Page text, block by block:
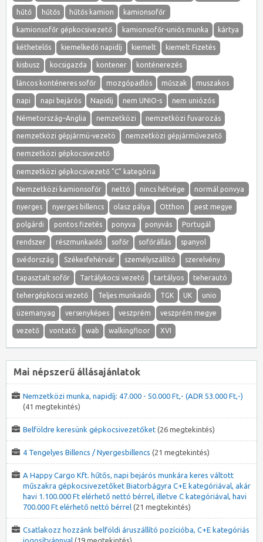
hűtő hűtős hűtős kamion kamionsofőr
kamionsofőr gépkocsivezető kamionsofőr-uniós munka kártya
kéthetelős kiemelkedő napidíj kiemelt kiemelt Fizetés
kisbusz kocsigazda kontener konténerezés
láncos konténeres sofőr mozgópadlós műszak muszakos
napi napi bejárós Napidíj nem UNIO-s nem uniózós
Németország–Anglia nemzetközi nemzetközi fuvarozás
nemzetközi gépjármü-vezetö nemzetközi gépjárművezető
nemzetközi gépkocsivezető
nemzetközi gépkocsivezető "C" kategória
Nemzetközi kamionsofőr nettó nincs hétvége normál ponvya
nyerges nyerges billencs olasz pálya Otthon pest megye
polgárdi pontos fizetés ponyva ponyvás Portugál
rendszer részmunkaidő sofőr sofőrállás spanyol
svédország Székesfehérvár személyszállító szerelvény
tapasztalt sofőr Tartálykocsi vezető tartályos teherautó
tehergépkocsi vezető Teljes munkaidő TGK UK unio
üzemanyag versenyképes veszprém veszprém megye
vezető vontató wab walkingfloor XVI
Mai népszerű állásajánlatok
Nemzetközi munka, napidíj: 47.000 - 50.000 Ft,- (ADR 53.000 Ft,-)
(41 megtekintés)
Belföldre keresünk gépkocsivezetőket (26 megtekintés)
4 Tengelyes Billencs / Nyergesbillencs (21 megtekintés)
A Happy Cargo Kft. hűtős, napi bejárós munkára keres váltott
műszakra gépkocsivezetőket Biatorbágyra C+E kategóriával, akár
havi 1.100.000 Ft elérhető nettó bérrel, illetve C kategóriával, havi
700.000 Ft elérhető nettó bérrel (21 megtekintés)
Csatlakozz hozzánk belföldi áruszállító pozícióba, C+E kategóriás
jogosítvánnyal (19 megtekintés)